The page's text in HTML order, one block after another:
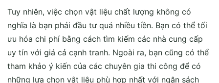
tham khảo ý kiến của các chuyên gia thi công để có
những lựa chọn vật liệu phù hợp nhất với ngân sách
của mình.
HẠNG MỤC
CHI PHÍ DỰ KIẾN
150.000 – 300.000 VNĐ/m²